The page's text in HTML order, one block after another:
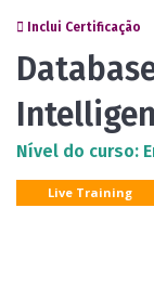
Inclui Certificação
Nível do curso:
Live Training